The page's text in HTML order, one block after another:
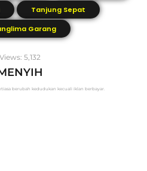
Tanjung Sepat
Garang
Views: 5,132
berubah kedudukan kecuali iklan berbayar.